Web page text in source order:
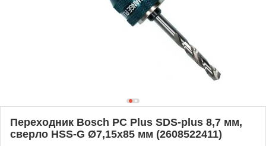
Переходник Bosch PC Plus SDS-plus 8,7 мм,
сверло HSS-G Ø7,15x85 мм (2608522411)